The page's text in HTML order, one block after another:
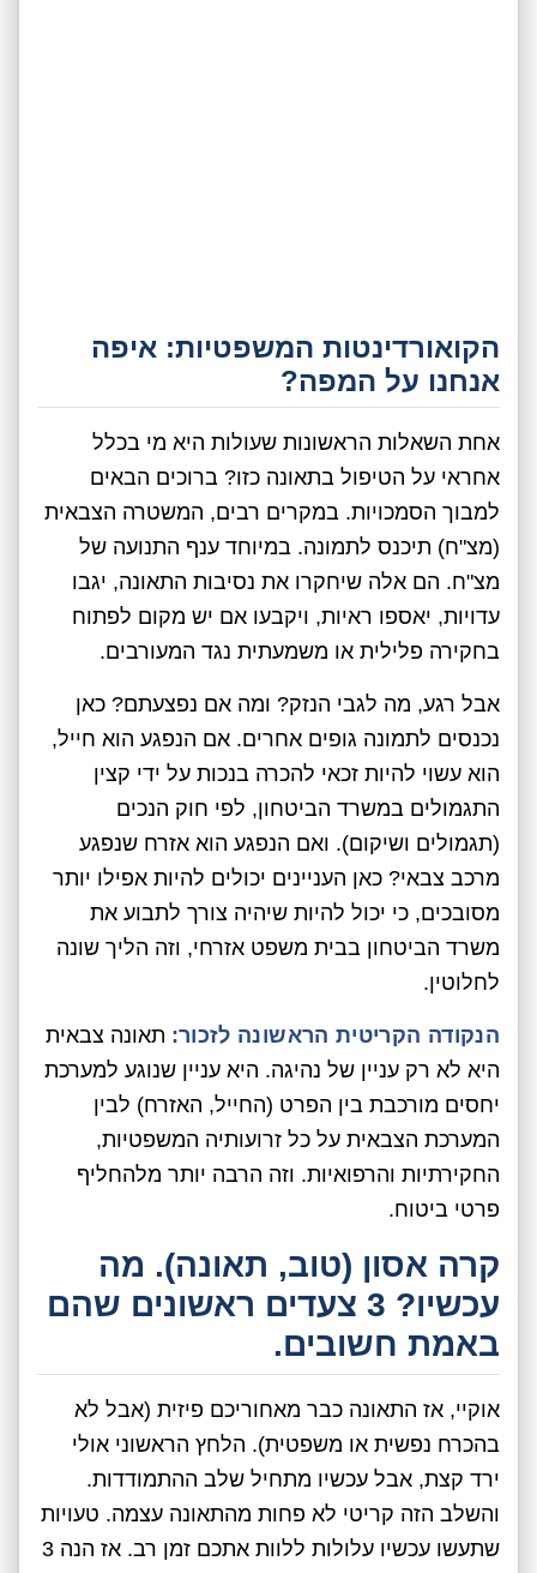
הקואורדינטות המשפטיות: איפה
אנחנו על המפה?
אחת השאלות הראשונות שעולות היא מי בכלל
אחראי על הטיפול בתאונה כזו? ברוכים הבאים
למבוך הסמכויות. במקרים רבים, המשטרה הצבאית
(מצ"ח) תיכנס לתמונה. במיוחד ענף התנועה של
מצ"ח. הם אלה שיחקרו את נסיבות התאונה, יגבו
עדויות, יאספו ראיות, ויקבעו אם יש מקום לפתוח
בחקירה פלילית או משמעתית נגד המעורבים.
אבל רגע, מה לגבי הנזק? ומה אם נפצעתם? כאן
נכנסים לתמונה גופים אחרים. אם הנפגע הוא חייל,
הוא עשוי להיות זכאי להכרה בנכות על ידי קצין
התגמולים במשרד הביטחון, לפי חוק הנכים
(תגמולים ושיקום). ואם הנפגע הוא אזרח שנפגע
מרכב צבאי? כאן העניינים יכולים להיות אפילו יותר
מסובכים, כי יכול להיות שיהיה צורך לתבוע את
משרד הביטחון בבית משפט אזרחי, וזה הליך שונה
לחלוטין.
הנקודה הקריטית הראשונה לזכור: תאונה צבאית
היא לא רק עניין של נהיגה. היא עניין שנוגע למערכת
יחסים מורכבת בין הפרט (החייל, האזרח) לבין
המערכת הצבאית על כל זרועותיה המשפטיות,
החקירתיות והרפואיות. וזה הרבה יותר מלהחליף
פרטי ביטוח.
קרה אסון (טוב, תאונה). מה
עכשיו? 3 צעדים ראשונים שהם
באמת חשובים.
אוקיי, אז התאונה כבר מאחוריכם פיזית (אבל לא
בהכרח נפשית או משפטית). הלחץ הראשוני אולי
ירד קצת, אבל עכשיו מתחיל שלב ההתמודדות.
והשלב הזה קריטי לא פחות מהתאונה עצמה. טעויות
שתעשו עכשיו עלולות ללוות אתכם זמן רב. אז הנה 3